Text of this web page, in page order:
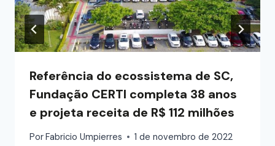
Referência do ecossistema de SC,
Fundação CERTI completa 38 anos
e projeta receita de R$ 112 milhões
PorFabricio Umpierres 1 de novembro de 2022